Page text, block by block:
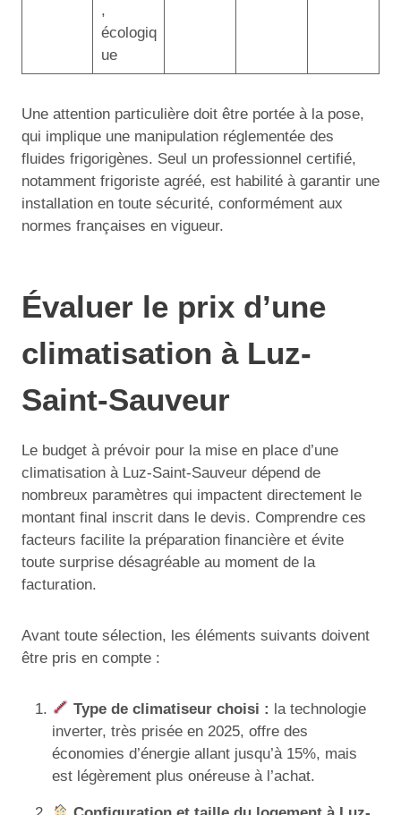
,
écologiq
ue
Une attention particulière doit être portée à la pose,
qui implique une manipulation réglementée des
fluides frigorigènes. Seul un professionnel certifié,
notamment frigoriste agréé, est habilité à garantir une
installation en toute sécurité, conformément aux
normes françaises en vigueur.
Évaluer le prix d’une
climatisation à Luz-
Saint-Sauveur
Le budget à prévoir pour la mise en place d’une
climatisation à Luz-Saint-Sauveur dépend de
nombreux paramètres qui impactent directement le
montant final inscrit dans le devis. Comprendre ces
facteurs facilite la préparation financière et évite
toute surprise désagréable au moment de la
facturation.
Avant toute sélection, les éléments suivants doivent
être pris en compte :
Type de climatiseur choisi : la technologie
inverter, très prisée en 2025, offre des
économies d’énergie allant jusqu’à 15%, mais
est légèrement plus onéreuse à l’achat.